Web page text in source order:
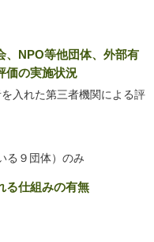
、NPO等他団体、外部有
価の実施状況
入れた第三者機関による評
る９団体）のみ
る仕組みの有無